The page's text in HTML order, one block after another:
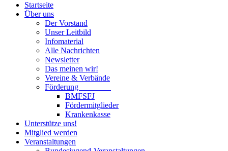
Startseite
Über uns
Der Vorstand
Unser Leitbild
Infomaterial
Alle Nachrichten
Newsletter
Das meinen wir!
Vereine & Verbände
Förderung
BMFSFJ
Fördermitglieder
Krankenkasse
Unterstütze uns!
Mitglied werden
Veranstaltungen